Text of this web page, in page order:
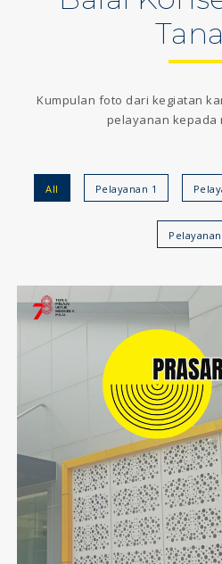
Kumpulan foto dari kegiatan
pelayanan kepada
All Pelayanan 1